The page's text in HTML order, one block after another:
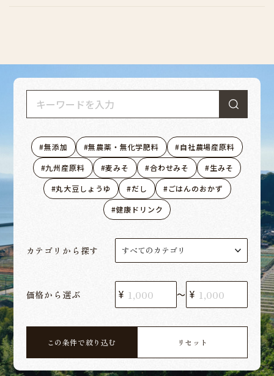
無添加 無農薬・無化学肥料
自社農場産原料
九州産原料
麦みそ 合わせみそ
生みそ
丸大豆しょうゆ
だし
ごはんのおかず
健康ドリンク
カテゴリから探す
価格から選ぶ 〜
この条件で絞り込む リセット